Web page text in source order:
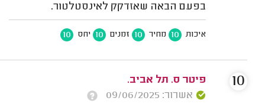
בפעם הבאה שאזדקק לאינסטלטור.
איכות 10 מחיר 10 זמנים 10 יחס 10
פיטר ס. תל אביב.
אשרור: 09/06/2025
10